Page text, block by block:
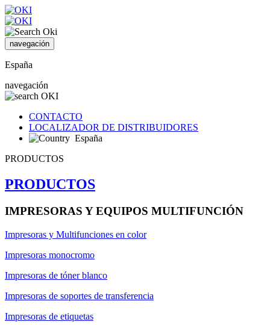
navegación
España
navegación
CONTACTO
LOCALIZADOR DE DISTRIBUIDORES
España
PRODUCTOS
PRODUCTOS
IMPRESORAS Y EQUIPOS MULTIFUNCIÓN
Impresoras y Multifunciones en color
Impresoras monocromo
Impresoras de tóner blanco
Impresoras de soportes de transferencia
Impresoras de etiquetas